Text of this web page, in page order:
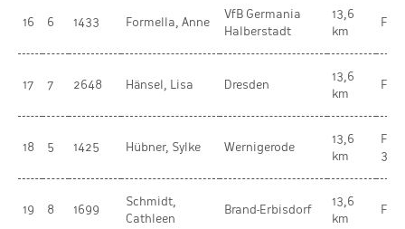
16 6 1433 Formella, Anne
VfB Germania
Halberstadt
13,6
km
17 7 2648 Hänsel, Lisa Dresden
13,6
km
18 5 1425 Hübner, Sylke Wernigerode
13,6
km
30-
19 8 1699
Schmidt,
Cathleen
Brand-Erbisdorf
13,6
km